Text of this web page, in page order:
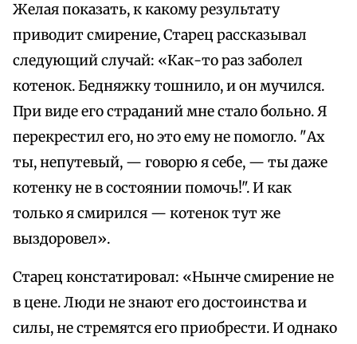
Желая показать, к какому результату
приводит смирение, Старец рассказывал
следующий случай: «Как-то раз заболел
котенок. Бедняжку тошнило, и он мучился.
При виде его страданий мне стало больно. Я
перекрестил его, но это ему не помогло. "Ах
ты, непутевый, — говорю я себе, — ты даже
котенку не в состоянии помочь!". И как
только я смирился — котенок тут же
выздоровел».
Старец констатировал: «Нынче смирение не
в цене. Люди не знают его достоинства и
силы, не стремятся его приобрести. И однако